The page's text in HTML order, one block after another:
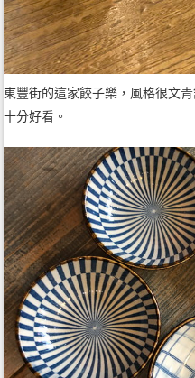
東豐街的這家餃子樂，風格很文
十分好看。